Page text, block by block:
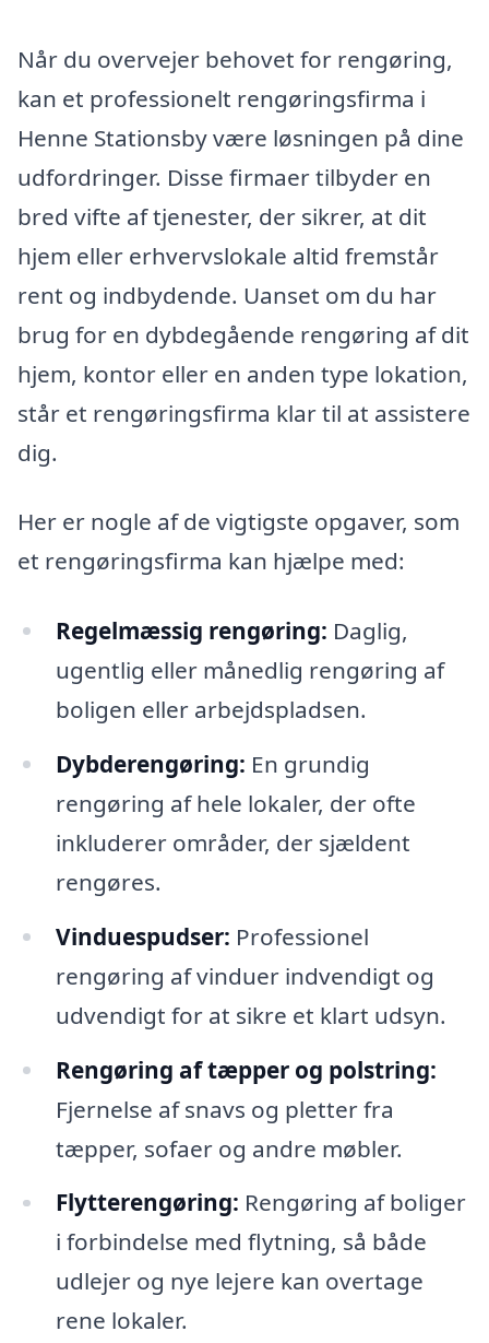
Når du overvejer behovet for rengøring,
kan et professionelt rengøringsfirma i
Henne Stationsby være løsningen på dine
udfordringer. Disse firmaer tilbyder en
bred vifte af tjenester, der sikrer, at dit
hjem eller erhvervslokale altid fremstår
rent og indbydende. Uanset om du har
brug for en dybdegående rengøring af dit
hjem, kontor eller en anden type lokation,
står et rengøringsfirma klar til at assistere
dig.
Her er nogle af de vigtigste opgaver, som
et rengøringsfirma kan hjælpe med:
Regelmæssig rengøring: Daglig,
ugentlig eller månedlig rengøring af
boligen eller arbejdspladsen.
Dybderengøring: En grundig
rengøring af hele lokaler, der ofte
inkluderer områder, der sjældent
rengøres.
Vinduespudser: Professionel
rengøring af vinduer indvendigt og
udvendigt for at sikre et klart udsyn.
Rengøring af tæpper og polstring:
Fjernelse af snavs og pletter fra
tæpper, sofaer og andre møbler.
Flytterengøring: Rengøring af boliger
i forbindelse med flytning, så både
udlejer og nye lejere kan overtage
rene lokaler.